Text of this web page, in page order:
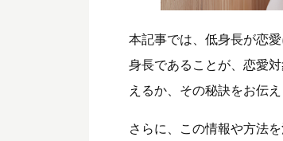
本記事では、低身長が恋
身長であることが、恋愛
えるか、その秘訣をお伝え
さらに、この情報や方法